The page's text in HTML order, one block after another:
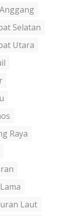
Selatan
Utara
Raya
Laut